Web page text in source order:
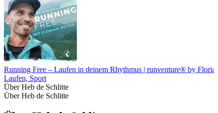
Running Free – Laufen in deinem Rhythmus | runventure® by
Laufen, Sport
Über Heb de Schlitte
Über Heb de Schlitte